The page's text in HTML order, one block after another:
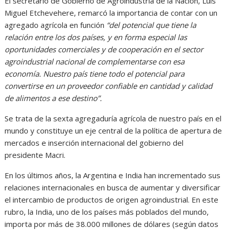
Miguel Etchevehere, remarcó la importancia de contar con un
agregado agrícola en función “del potencial que tiene la
relación entre los dos países, y en forma especial las
oportunidades comerciales y de cooperación en el sector
agroindustrial nacional de complementarse con esa
economía. Nuestro país tiene todo el potencial para
convertirse en un proveedor confiable en cantidad y calidad
de alimentos a ese destino”.
Se trata de la sexta agregaduría agrícola de nuestro país en el
mundo y constituye un eje central de la política de apertura de
mercados e inserción internacional del gobierno del
presidente Macri.
En los últimos años, la Argentina e India han incrementado sus
relaciones internacionales en busca de aumentar y diversificar
el intercambio de productos de origen agroindustrial. En este
rubro, la India, uno de los países más poblados del mundo,
importa por más de 38.000 millones de dólares (según datos